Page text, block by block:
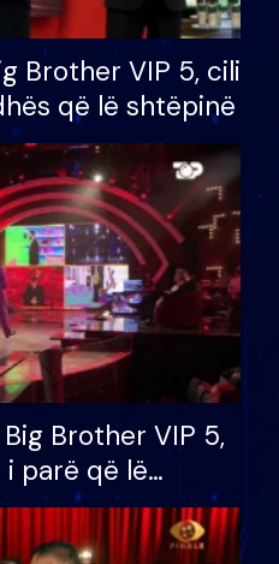
Brother VIP 5, cili
që lë shtëpinë
Brother VIP 5,
parë që lë
mundësinë për
madh